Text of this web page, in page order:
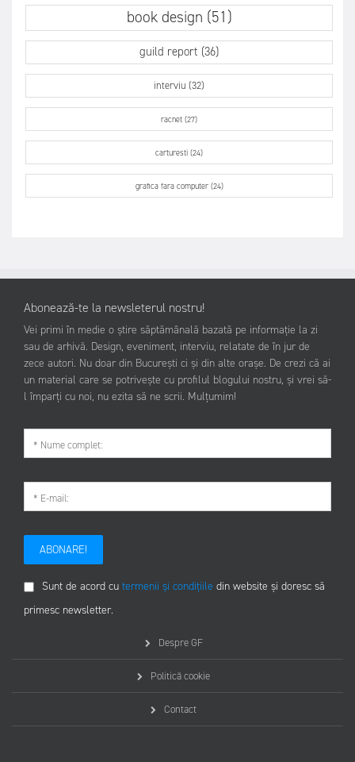
book design (51)
guild report (36)
interviu (32)
racnet (27)
carturesti (24)
grafica fara computer (24)
Abonează-te la newsleterul nostru!
Vei primi în medie o știre săptămânală bazată pe informație la zi
sau de arhivă. Design, eveniment, interviu, relatate de în jur de
zece autori. Nu doar din București ci și din alte orașe. De crezi că ai
un material care se potrivește cu profilul blogului nostru, și vrei să-
l împarți cu noi, nu ezita să ne scrii. Mulțumim!
ABONARE!
Sunt de acord cu termenii și condițiile din website și doresc să
primesc newsletter.
Despre GF
Politică cookie
Contact